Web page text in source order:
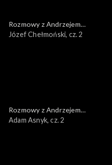
Rozmowy z Andrzejem
Doboszem
Józef Chełmoński, cz. 2
Rozmowy z Andrzejem
Doboszem
Adam Asnyk, cz. 2